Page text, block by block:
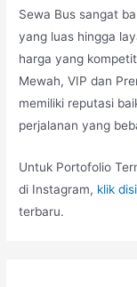
Sewa Bus sangat
yang luas hingga
harga yang
Mewah, VIP dan
memiliki reputasi
perjalanan yang
Untuk Portofolio
di Instagram, klik
terbaru.